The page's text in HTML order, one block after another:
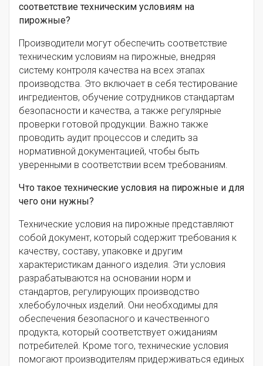
соответствие техническим условиям на
пирожные?
Производители могут обеспечить соответствие
техническим условиям на пирожные, внедряя
систему контроля качества на всех этапах
производства. Это включает в себя тестирование
ингредиентов, обучение сотрудников стандартам
безопасности и качества, а также регулярные
проверки готовой продукции. Важно также
проводить аудит процессов и следить за
нормативной документацией, чтобы быть
уверенными в соответствии всем требованиям.
Что такое технические условия на пирожные и для
чего они нужны?
Технические условия на пирожные представляют
собой документ, который содержит требования к
качеству, составу, упаковке и другим
характеристикам данного изделия. Эти условия
разрабатываются на основании норм и
стандартов, регулирующих производство
хлебобулочных изделий. Они необходимы для
обеспечения безопасного и качественного
продукта, который соответствует ожиданиям
потребителей. Кроме того, технические условия
помогают производителям придерживаться единых